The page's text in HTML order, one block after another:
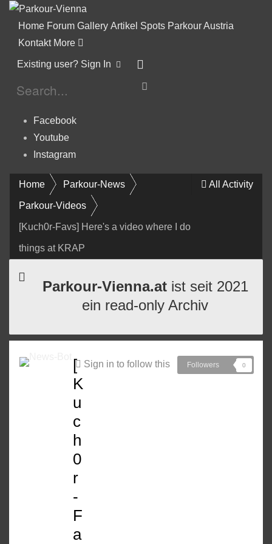
Home Forum Gallery Artikel Spots Parkour Austria
Kontakt More
Existing user? Sign In
Facebook
Youtube
Instagram
All Activity
Home Parkour-News
Parkour-Videos
[Kuch0r-Favs] Here's a video where I do
things at KRAP
Parkour-Vienna.atist seit 2021
ein read-only Archiv
Sign in to follow this Followers 0
[
K
u
c
h
0
r
-
F
a